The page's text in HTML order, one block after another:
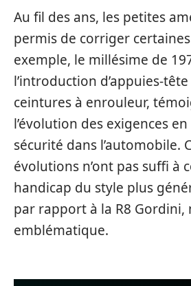
Au fil des ans, les petites
permis de corriger
exemple, le millésime de
l’introduction d’appuies-
ceintures à enrouleur,
l’évolution des exigences
sécurité dans l’automobile.
évolutions n’ont pas suffi à
handicap du style plus
par rapport à la R8
emblématique.